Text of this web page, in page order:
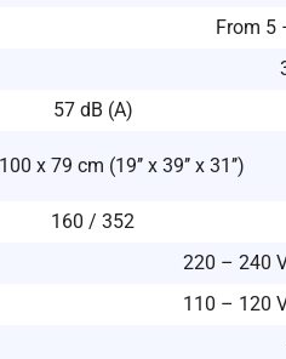
From 5
57 dB (A)
x 79 cm (19’’ x 39’’ x 31’’)
160 / 352
220 – 240
110 – 120